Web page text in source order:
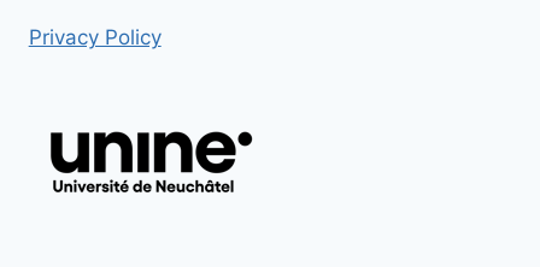
Privacy Policy